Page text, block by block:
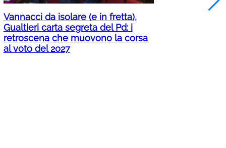
Vannacci da isolare (e in fretta),
Gualtieri carta segreta del Pd: i
retroscena che muovono la corsa
al voto del 2027